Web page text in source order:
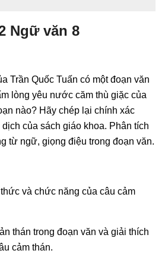
Ngữ văn 8
Trần Quốc Tuấn có một đoạn văn
lòng yêu nước căm thù giặc của
nào? Hãy chép lại chính xác
của sách giáo khoa. Phân tích
từ ngữ, giọng điệu trong đoạn văn.
và chức năng của câu cảm
thán trong đoạn văn và giải thích
cảm thán.